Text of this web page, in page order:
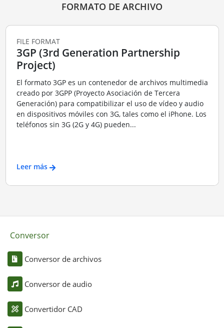
FORMATO DE ARCHIVO
FILE FORMAT
3GP (3rd Generation Partnership
Project)
El formato 3GP es un contenedor de archivos multimedia
creado por 3GPP (Proyecto Asociación de Tercera
Generación) para compatibilizar el uso de vídeo y audio
en dispositivos móviles con 3G, tales como el iPhone. Los
teléfonos sin 3G (2G y 4G) pueden...
Leer más
Conversor
Conversor de archivos
Conversor de audio
Convertidor CAD